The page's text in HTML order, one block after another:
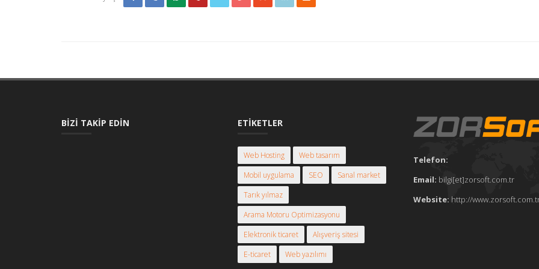
BIZI TAKIP EDIN ETIKETLER
Web Hosting
Web tasarım
Mobil uygulama
SEO
Sanal market
Tarık yılmaz
Arama Motoru Optimizasyonu
Elektronik ticaret
Alışveriş sitesi
E-ticaret
Web yazılımı
Telefon:
Email: bilgi[et]zorsoft.com.tr
Website: http://